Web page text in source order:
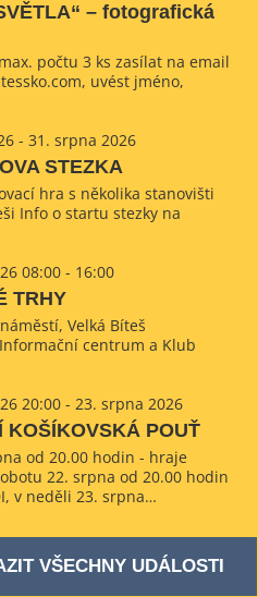
– fotografická
počtu 3 ks zasílat na email
uvést jméno,
- 31. srpna 2026
STEZKA
hra s několika stanovišti
Info o startu stezky na
08:00 - 16:00
TRHY
Velká Bíteš
centrum a Klub
20:00 - 23. srpna 2026
KOŠÍKOVSKÁ POUŤ
od 20.00 hodin - hraje
22. srpna od 20.00 hodin
v neděli 23. srpna…
VŠECHNY UDÁLOSTI